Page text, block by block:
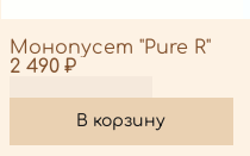
2 490 ₽
Монопусет "Pure R"
В корзину